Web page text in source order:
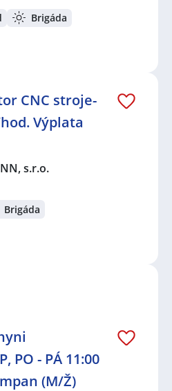
Brigáda
CNC stroje-
Výplata
s.r.o.
Brigáda
PO - PÁ 11:00
(M/Ž)